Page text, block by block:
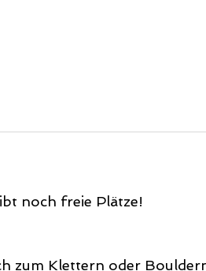
noch freie Plätze!
zum Klettern oder